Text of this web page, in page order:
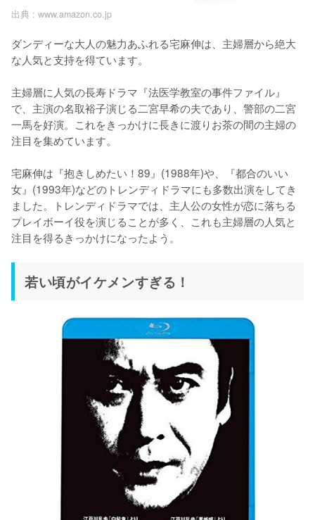
出典 : www.amazon.co.jp
ダンディーな大人の魅力あふれる宅麻伸は、主婦層から絶大
な人気と支持を得ています。
主婦層に人気の長寿ドラマ『法医学教室の事件ファイル』
で、主演の名取裕子演じる二宮早希の夫であり、警部の二宮
一馬を好演。これをきっかけに長きに渡りお茶の間の主婦の
注目を集めています。
宅麻伸は『抱きしめたい！89』(1988年)や、『都合のいい
女』(1993年)などのトレンディドラマにも多数出演をしてき
ました。トレンディドラマでは、主人公の女性が恋に落ちる
プレイボーイ役を演じることが多く、これも主婦層の人気と
注目を得るきっかけになったよう。
若い頃がイケメンすぎる！